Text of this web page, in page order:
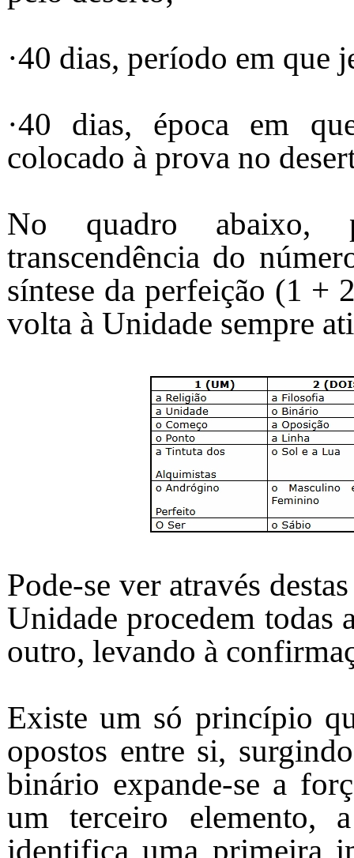
·40 dias, período em que
·40 dias, época em
colocado à prova no
No quadro abaixo,
transcendência do
síntese da perfeição (1 +
volta à Unidade sempre
Pode-se ver através
Unidade procedem todas
outro, levando à
Existe um só princípio
opostos entre si,
binário expande-se a
um terceiro elemento,
identifica uma primeira